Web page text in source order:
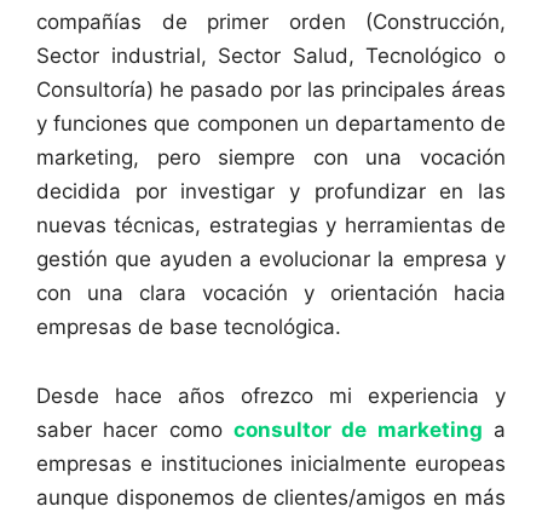
compañías de primer orden (Construcción,
Sector industrial, Sector Salud, Tecnológico o
Consultoría) he pasado por las principales áreas
y funciones que componen un departamento de
marketing, pero siempre con una vocación
decidida por investigar y profundizar en las
nuevas técnicas, estrategias y herramientas de
gestión que ayuden a evolucionar la empresa y
con una clara vocación y orientación hacia
empresas de base tecnológica.
Desde hace años ofrezco mi experiencia y
saber hacer como consultor de marketing a
empresas e instituciones inicialmente europeas
aunque disponemos de clientes/amigos en más